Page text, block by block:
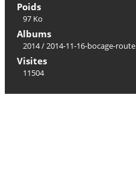
Poids
97 Ko
Albums
2014/2014-11-16-bocage-route
Visites
11504